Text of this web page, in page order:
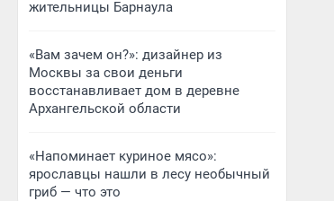
жительницы Барнаула
«Вам зачем он?»: дизайнер из
Москвы за свои деньги
восстанавливает дом в деревне
Архангельской области
«Напоминает куриное мясо»:
ярославцы нашли в лесу необычный
гриб — что это